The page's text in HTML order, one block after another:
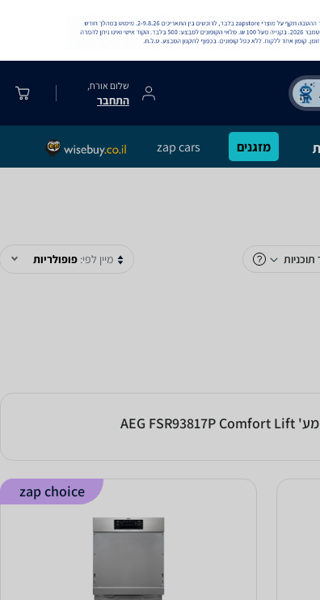
שלום אורח,
התחבר
מזגנים zap cars
מיין לפי: פופולריות
zap choice